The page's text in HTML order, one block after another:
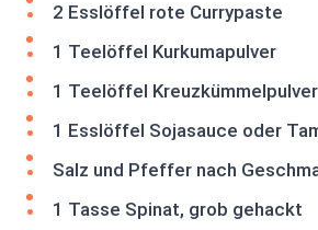
2 Esslöffel rote Currypaste
1 Teelöffel Kurkumapulver
1 Teelöffel Kreuzkümmelpulver
1 Esslöffel Sojasauce oder
Salz und Pfeffer nach
1 Tasse Spinat, grob gehackt